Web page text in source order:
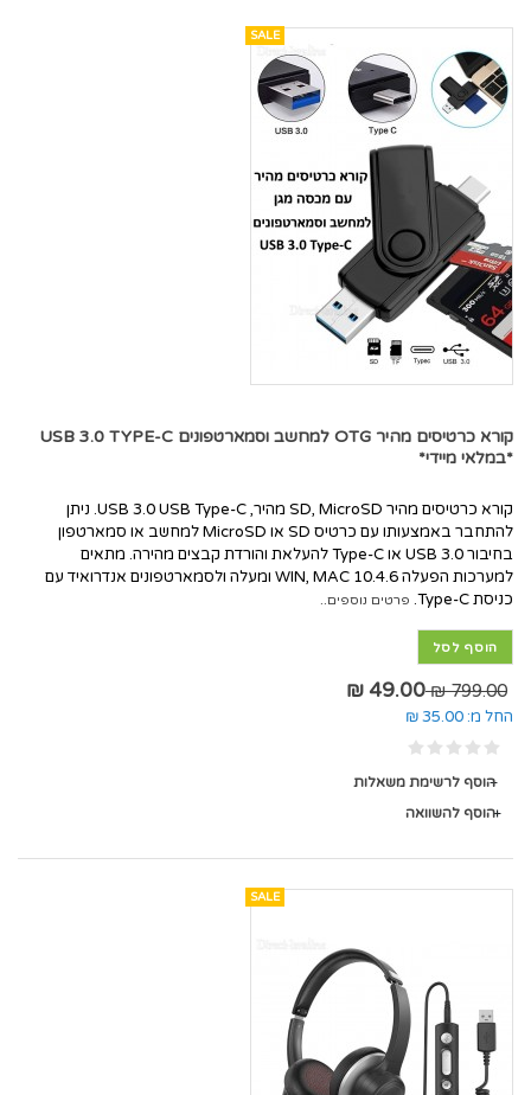
SALE
קורא כרטיסים מהיר OTG למחשב וסמארטפונים USB 3.0 TYPE-C
*במלאי מיידי*
קורא כרטיסים מהיר SD, MicroSD מהיר, USB 3.0 USB Type-C. ניתן
להתחבר באמצעותו עם כרטיס SD או MicroSD למחשב או סמארטפון
בחיבור USB 3.0 או Type-C להעלאת והורדת קבצים מהירה. מתאים
למערכות הפעלה WIN, MAC 10.4.6 ומעלה ולסמארטפונים אנדרואיד עם
כניסת Type-C.
פרטים נוספים..
הוסף לסל
799.00 ₪
49.00 ₪
החל מ: 35.00 ₪
הוסף לרשימת משאלות
הוסף להשוואה
SALE